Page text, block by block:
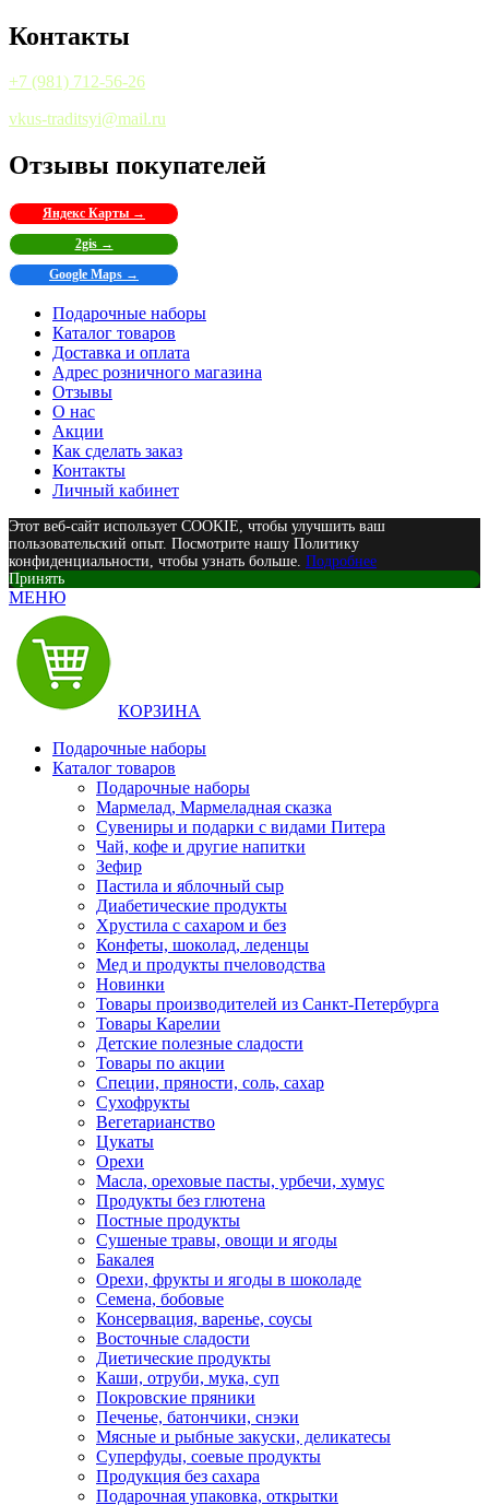
Контакты
+7 (981) 712-56-26
vkus-traditsyi@mail.ru
Отзывы покупателей
Яндекс Карты →
2gis →
Google Maps →
Подарочные наборы
Каталог товаров
Доставка и оплата
Адрес розничного магазина
Отзывы
О нас
Акции
Как сделать заказ
Контакты
Личный кабинет
Этот веб-сайт использует COOKIE, чтобы улучшить ваш
пользовательский опыт. Посмотрите нашу Политику
конфиденциальности, чтобы узнать больше. Подробнее
Принять
МЕНЮ
КОРЗИНА
Подарочные наборы
Каталог товаров
Подарочные наборы
Мармелад, Мармеладная сказка
Сувениры и подарки с видами Питера
Чай, кофе и другие напитки
Зефир
Пастила и яблочный сыр
Диабетические продукты
Хрустила с сахаром и без
Конфеты, шоколад, леденцы
Мед и продукты пчеловодства
Новинки
Товары производителей из Санкт-Петербурга
Товары Карелии
Детские полезные сладости
Товары по акции
Специи, пряности, соль, сахар
Сухофрукты
Вегетарианство
Цукаты
Орехи
Масла, ореховые пасты, урбечи, хумус
Продукты без глютена
Постные продукты
Сушеные травы, овощи и ягоды
Бакалея
Орехи, фрукты и ягоды в шоколаде
Семена, бобовые
Консервация, варенье, соусы
Восточные сладости
Диетические продукты
Каши, отруби, мука, суп
Покровские пряники
Печенье, батончики, снэки
Мясные и рыбные закуски, деликатесы
Суперфуды, соевые продукты
Продукция без сахара
Подарочная упаковка, открытки